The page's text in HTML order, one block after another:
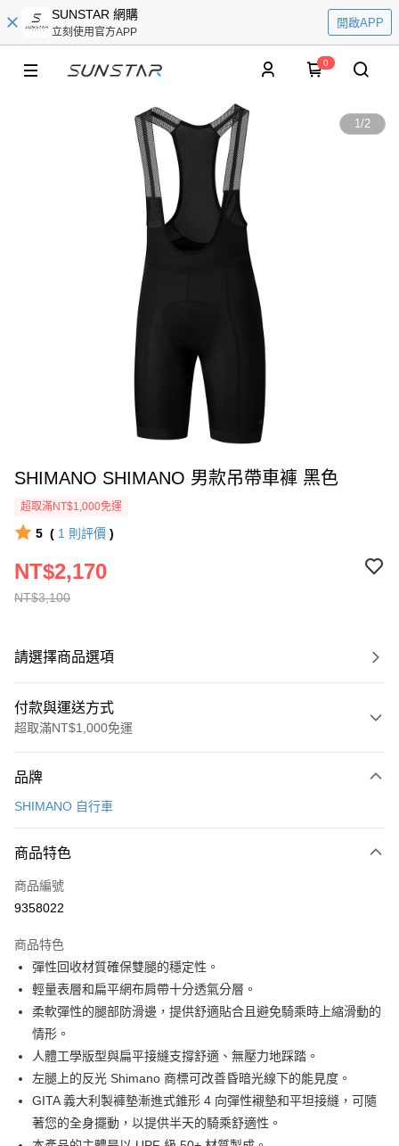
SUNSTAR 網購
立刻使用官方APP
開啟APP
0
1/2
SHIMANO SHIMANO 男款吊帶車褲 黑色
超取滿NT$1,000免運
5 ( 1 則評價 )
NT$3,100
NT$2,170
請選擇商品選項
付款與運送方式
超取滿NT$1,000免運
信用卡一次付款
3 期 0 利率 每期
合作金庫商業銀行
上海商業儲蓄銀行
臺灣中小企業銀行
匯豐（台灣）商業銀行
聯邦商業銀行
遠東國際商業銀行
元大商業銀行
永豐商業銀行
玉山商業銀行
台灣樂天信用卡公司
合作金庫商業銀行
上海商業儲蓄銀行
國泰世華商業銀行
匯豐（台灣）商業銀行
華泰商業銀行
聯邦商業銀行
遠東國際商業銀行
元大商業銀行
玉山商業銀行
星展（台灣）商業銀行
台新國際商業銀行
中國信託商業銀行
LINE Pay
Apple Pay
悠遊付
Google Pay
全盈+PAY
ATM付款
運送方式
品牌
SHIMANO 自行車
商品特色
商品編號
9358022
商品特色
彈性回收材質確保雙腿的穩定性。
輕量表層和扁平網布肩帶十分透氣分層。
柔軟彈性的腿部防滑邊，提供舒適貼合且避免騎乘時上縮滑動的
情形。
人體工學版型與扁平接縫支撐舒適、無壓力地踩踏。
左腿上的反光 Shimano 商標可改善昏暗光線下的能見度。
GITA 義大利製褲墊漸進式錐形 4 向彈性襯墊和平坦接縫，可隨
著您的全身擺動，以提供半天的騎乘舒適性。